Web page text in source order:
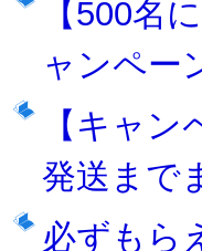
【500名
ャンペー
【キャ
発送まで
必ずもら